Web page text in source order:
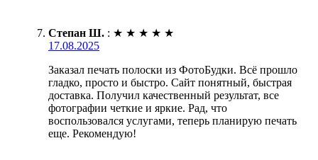
Степан Ш. : ★ ★ ★ ★ ★
17.08.2025
Заказал печать полоски из ФотоБудки. Всё прошло
гладко, просто и быстро. Сайт понятный, быстрая
доставка. Получил качественный результат, все
фотографии четкие и яркие. Рад, что
воспользовался услугами, теперь планирую печать
еще. Рекомендую!